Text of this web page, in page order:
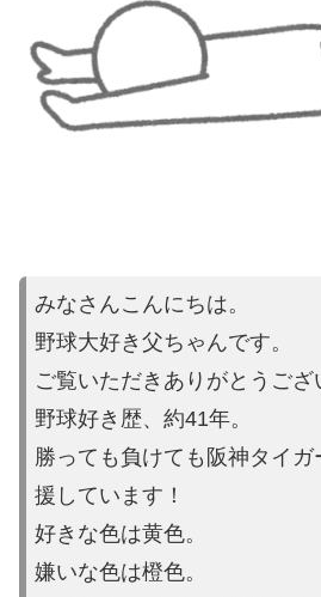
みなさんこんにちは。
野球大好き父ちゃんです。
ご覧いただきありがとうござ
野球好き歴、約41年。
勝っても負けても阪神タイガ
援しています！
好きな色は黄色。
嫌いな色は橙色。